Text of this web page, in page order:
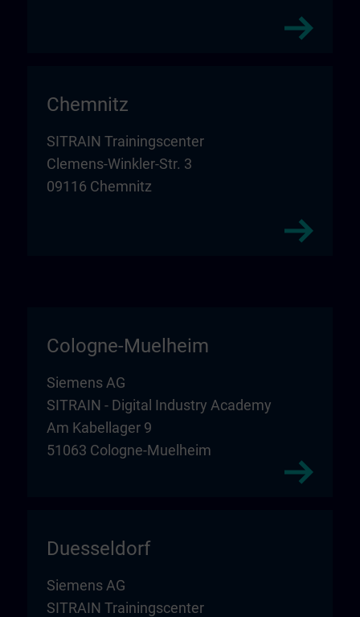
Chemnitz
SITRAIN Trainingscenter
Clemens-Winkler-Str. 3
09116 Chemnitz
Cologne-Muelheim
Siemens AG
SITRAIN - Digital Industry Academy
Am Kabellager 9
51063 Cologne-Muelheim
Duesseldorf
Siemens AG
SITRAIN Trainingscenter